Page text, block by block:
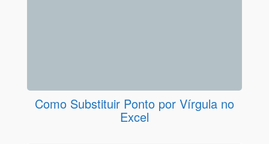
Como Substituir Ponto por Vírgula no
Excel